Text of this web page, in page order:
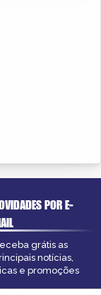
POR E-
grátis as
notícias,
e promoções